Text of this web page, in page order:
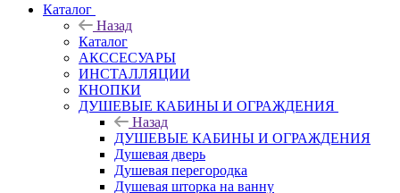
Каталог
Назад
Каталог
АКССЕСУАРЫ
ИНСТАЛЛЯЦИИ
КНОПКИ
ДУШЕВЫЕ КАБИНЫ И ОГРАЖДЕНИЯ
Назад
ДУШЕВЫЕ КАБИНЫ И ОГРАЖДЕНИЯ
Душевая дверь
Душевая перегородка
Душевая шторка на ванну